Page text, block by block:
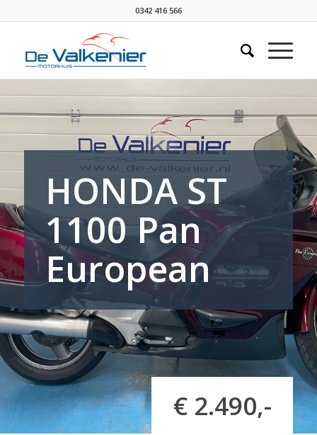
0342 416 566
HONDA ST
1100 Pan
European
€ 2.490,-